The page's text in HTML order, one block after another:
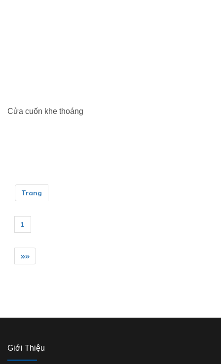
Cửa cuốn khe thoáng
Trang
1
»»
Giới Thiệu